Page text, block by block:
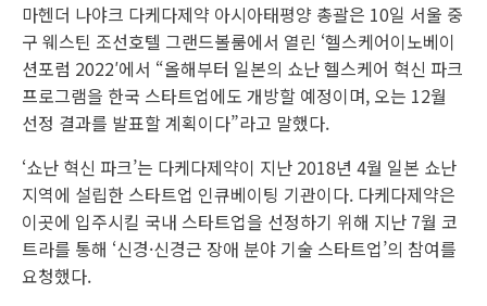
마헨더 나야크 다케다제약 아시아태평양 총괄은 10일 서울 중
구 웨스틴 조선호텔 그랜드볼룸에서 열린 ‘헬스케어이노베이
션포럼 2022′에서 “올해부터 일본의 쇼난 헬스케어 혁신 파크
프로그램을 한국 스타트업에도 개방할 예정이며, 오는 12월
선정 결과를 발표할 계획이다”라고 말했다.
‘쇼난 혁신 파크’는 다케다제약이 지난 2018년 4월 일본 쇼난
지역에 설립한 스타트업 인큐베이팅 기관이다. 다케다제약은
이곳에 입주시킬 국내 스타트업을 선정하기 위해 지난 7월 코
트라를 통해 ‘신경·신경근 장애 분야 기술 스타트업’의 참여를
요청했다.